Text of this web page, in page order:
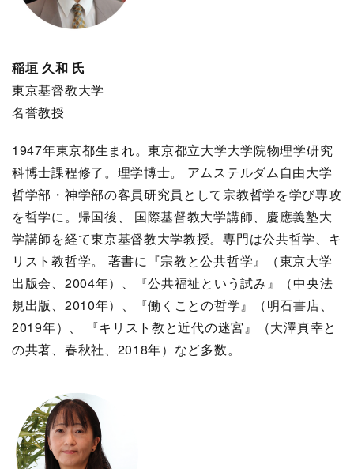
稲垣 久和 氏
東京基督教大学
名誉教授
1947年東京都生まれ。東京都立大学大学院物理学研究
科博士課程修了。理学博士。 アムステルダム自由大学
哲学部・神学部の客員研究員として宗教哲学を学び専攻
を哲学に。帰国後、 国際基督教大学講師、慶應義塾大
学講師を経て東京基督教大学教授。専門は公共哲学、キ
リスト教哲学。 著書に『宗教と公共哲学』（東京大学
出版会、2004年）、『公共福祉という試み』（中央法
規出版、2010年）、『働くことの哲学』（明石書店、
2019年）、 『キリスト教と近代の迷宮』（大澤真幸と
の共著、春秋社、2018年）など多数。